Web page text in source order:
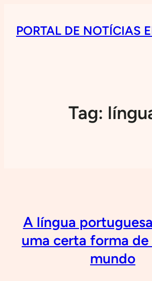
PORTAL DE NOTÍCIAS
Tag:
A língua
uma certa forma de
mundo